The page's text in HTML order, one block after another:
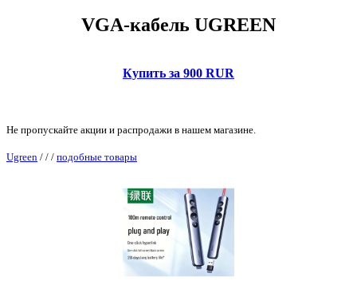
VGA-кабель UGREEN
Купить за 900 RUR
Не пропускайте акции и распродажи в нашем магазине.
Ugreen / / / подобные товары